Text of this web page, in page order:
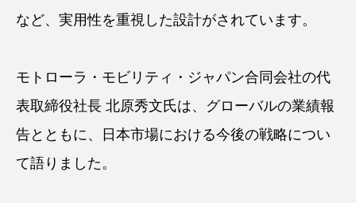
など、実用性を重視した設計がされています。
モトローラ・モビリティ・ジャパン合同会社の代
表取締役社長 北原秀文氏は、グローバルの業績報
告とともに、日本市場における今後の戦略につい
て語りました。